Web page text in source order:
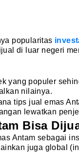
popularitas
di luar negeri
yang populer
nilainya.
tips jual emas
lewatkan
Bisa
Antam sebagai
juga global